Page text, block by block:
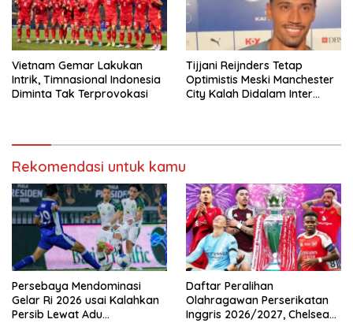
Vietnam Gemar Lakukan
Intrik, Timnasional Indonesia
Diminta Tak Terprovokasi
Tijjani Reijnders Tetap
Optimistis Meski Manchester
City Kalah Didalam Inter
Rekomendasi untuk kamu
Persebaya Mendominasi
Gelar Ri 2026 usai Kalahkan
Persib Lewat Adu
Daftar Peralihan
Olahragawan Perserikatan
Inggris 2026/2027, Chelsea